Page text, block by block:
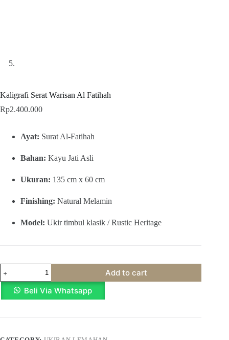
Kaligrafi Serat Warisan Al Fatihah
Rp2.400.000
Ayat: Surat Al-Fatihah
Bahan: Kayu Jati Asli
Ukuran: 135 cm x 60 cm
Finishing: Natural Melamin
Model: Ukir timbul klasik / Rustic Heritage
Serat
Warisan
Fatihah
Add to cart
Beli Via Whatsapp